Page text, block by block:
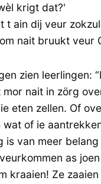
krigt dat?'
t ain dij veur
nait bruukt veur
zien leerlingen:
mor nait in zörg
eten zellen. Of
of ie
is van meer belang
as
kraaien! Ze